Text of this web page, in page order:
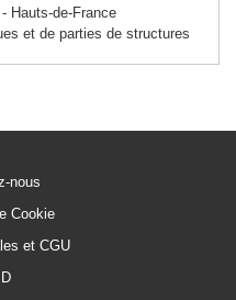
Hauts-de-France
et de parties de structures
nous
Cookie
et CGU